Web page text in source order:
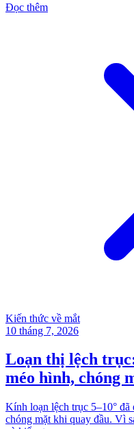
Đọc thêm
Kiến thức về mắt
10 tháng 7, 2026
Loạn thị lệch
méo hình, chóng
Kính loạn lệch trục 5–10° đã
chóng mặt khi quay đầu. Vì